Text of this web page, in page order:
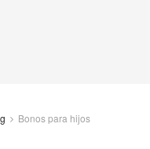
Bonos para hijos